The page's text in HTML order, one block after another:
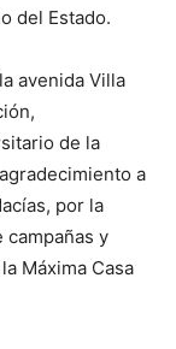
del Estado.
avenida Villa
de la
a
por la
y
Máxima Casa